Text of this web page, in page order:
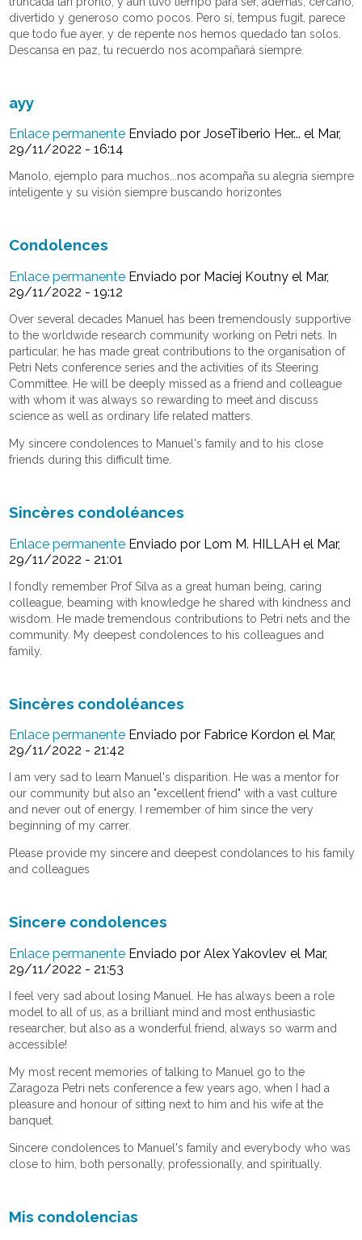
divertido y generoso como pocos. Pero sí, tempus fugit, parece
que todo fue ayer, y de repente nos hemos quedado tan solos.
Descansa en paz, tu recuerdo nos acompañará siempre.
ayy
Enlace permanente Enviado porJoseTiberio Her... el Mar,
29/11/2022 - 16:14
Manolo, ejemplo para muchos...nos acompaña su alegría siempre
inteligente y su visión siempre buscando horizontes
Condolences
Enlace permanente Enviado por Maciej Koutny el Mar,
29/11/2022 - 19:12
Over several decades Manuel has been tremendously supportive
to the worldwide research community working on Petri nets. In
particular, he has made great contributions to the organisation of
Petri Nets conference series and the activities of its Steering
Committee. He will be deeply missed as a friend and colleague
with whom it was always so rewarding to meet and discuss
science as well as ordinary life related matters.
My sincere condolences to Manuel's family and to his close
friends during this difficult time.
Sincères condoléances
Enlace permanente Enviado por Lom M. HILLAH el Mar,
29/11/2022 - 21:01
I fondly remember Prof Silva as a great human being, caring
colleague, beaming with knowledge he shared with kindness and
wisdom. He made tremendous contributions to Petri nets and the
community. My deepest condolences to his colleagues and
family.
Sincères condoléances
Enlace permanente Enviado por Fabrice Kordon el Mar,
29/11/2022 - 21:42
I am very sad to learn Manuel's disparition. He was a mentor for
our community but also an "excellent friend" with a vast culture
and never out of energy. I remember of him since the very
beginning of my carrer.
Please provide my sincere and deepest condolances to his family
and colleagues
Sincere condolences
Enlace permanente Enviado porAlex Yakovlev el Mar,
29/11/2022 - 21:53
I feel very sad about losing Manuel. He has always been a role
model to all of us, as a brilliant mind and most enthusiastic
researcher, but also as a wonderful friend, always so warm and
accessible!
My most recent memories of talking to Manuel go to the
Zaragoza Petri nets conference a few years ago, when I had a
pleasure and honour of sitting next to him and his wife at the
banquet.
Sincere condolences to Manuel's family and everybody who was
close to him, both personally, professionally, and spiritually.
Mis condolencias